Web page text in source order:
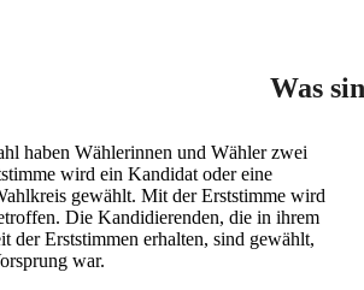
Was
haben Wählerinnen und Wähler zwei
wird ein Kandidat oder eine
gewählt. Mit der Erststimme wird
Die Kandidierenden, die in ihrem
der Erststimmen erhalten, sind gewählt,
war.